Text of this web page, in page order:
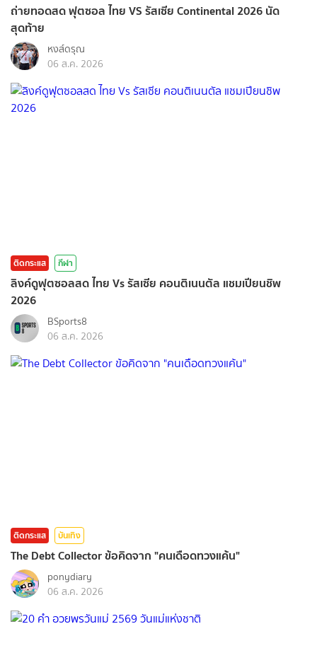
ถ่ายทอดสด ฟุตซอล ไทย VS รัสเซีย Continental 2026 นัด
สุดท้าย
หงส์ดรุณ
06 ส.ค. 2026
ติดกระแส กีฬา
ลิงค์ดูฟุตซอลสด ไทย Vs รัสเซีย คอนติเนนตัล แชมเปียนชิพ
2026
BSports8
06 ส.ค. 2026
ติดกระแส บันเทิง
The Debt Collector ข้อคิดจาก "คนเดือดทวงแค้น"
ponydiary
06 ส.ค. 2026